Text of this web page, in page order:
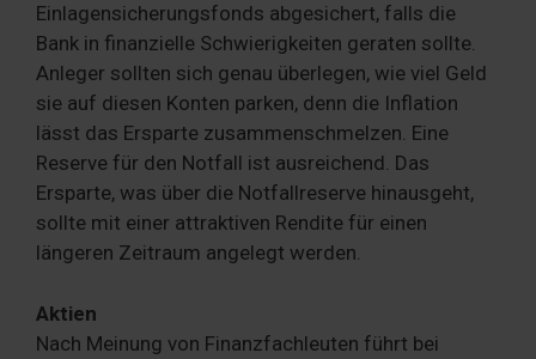
Einlagensicherungsfonds abgesichert, falls die
Bank in finanzielle Schwierigkeiten geraten sollte.
Anleger sollten sich genau überlegen, wie viel Geld
sie auf diesen Konten parken, denn die Inflation
lässt das Ersparte zusammenschmelzen. Eine
Reserve für den Notfall ist ausreichend. Das
Ersparte, was über die Notfallreserve hinausgeht,
sollte mit einer attraktiven Rendite für einen
längeren Zeitraum angelegt werden.
Aktien
Nach Meinung von Finanzfachleuten führt bei